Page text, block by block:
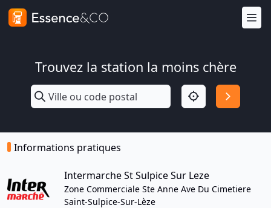
Trouvez la station la moins chère
Informations pratiques
Intermarche St Sulpice Sur Leze
Zone Commerciale Ste Anne Ave Du Cimetiere
Saint-Sulpice-Sur-Lèze